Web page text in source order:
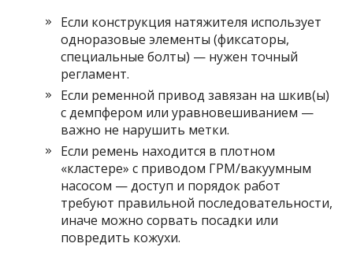
Если конструкция натяжителя использует
одноразовые элементы (фиксаторы,
специальные болты) — нужен точный
регламент.
Если ременной привод завязан на шкив(ы)
с демпфером или уравновешиванием —
важно не нарушить метки.
Если ремень находится в плотном
«кластере» с приводом ГРМ/вакуумным
насосом — доступ и порядок работ
требуют правильной последовательности,
иначе можно сорвать посадки или
повредить кожухи.